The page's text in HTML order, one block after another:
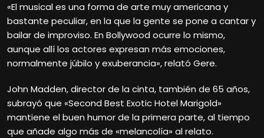
«El musical es una forma de arte muy americana y
bastante peculiar, en la que la gente se pone a cantar y
bailar de improviso. En Bollywood ocurre lo mismo,
aunque allí los actores expresan más emociones,
normalmente júbilo y exuberancia», relató Gere.
John Madden, director de la cinta, también de 65 años,
subrayó que «Second Best Exotic Hotel Marigold»
mantiene el buen humor de la primera parte, al tiempo
que añade algo más de «melancolía» al relato.